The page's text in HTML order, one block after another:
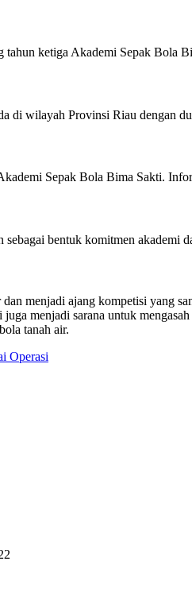
ketiga Akademi Sepak Bola
di wilayah Provinsi Riau dengan
Sepak Bola Bima Sakti.
bentuk komitmen akademi
menjadi ajang kompetisi yang
menjadi sarana untuk
tanah air.
Operasi